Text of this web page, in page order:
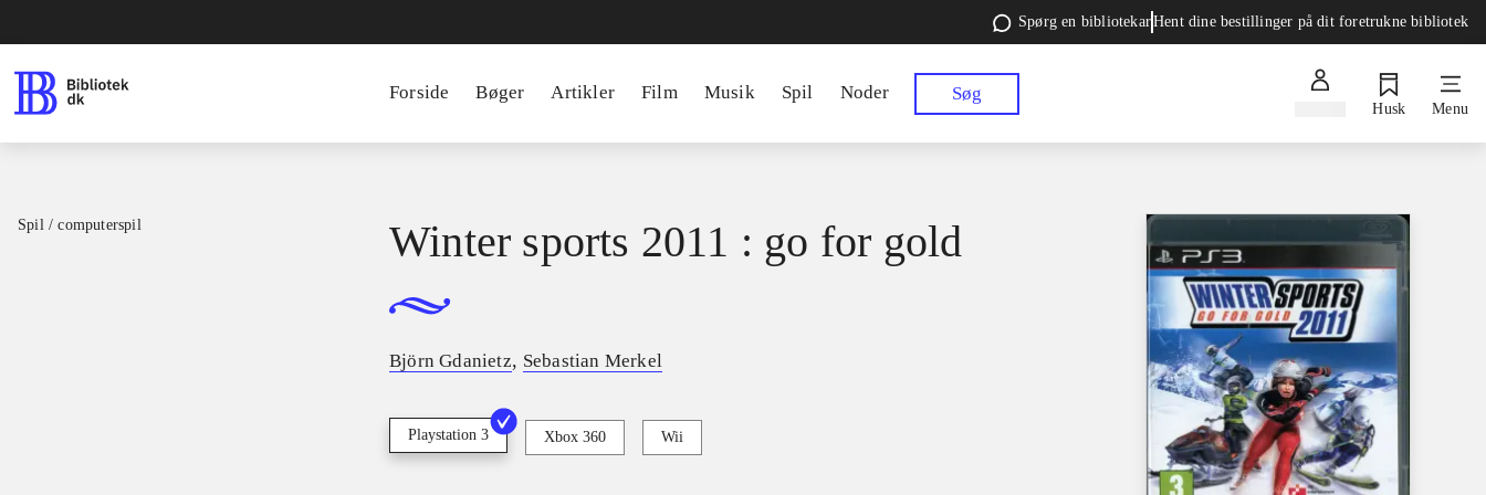
Spørg en bibliotekarHent dine bestillinger på dit foretrukne bibliotek
Forside Bøger Artikler Film Musik Spil Noder Søg
Husk Menu
Spil / computerspil Winter sports 2011 : go for gold
Björn Gdanietz, Sebastian Merkel
Playstation 3 Xbox 360 Wii